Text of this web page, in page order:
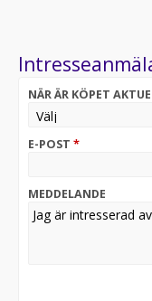
Norrtälje eller Lund!
skilja sig från din
NÄR ÄR KÖPET
E-POST *
MEDDELANDE